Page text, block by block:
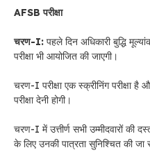
AFSB परीक्षा
चरण-I: पहले दिन अधिकारी बुद्धि
परीक्षा भी आयोजित की जाएगी।
चरण-I परीक्षा एक स्क्रीनिंग परीक्षा है
परीक्षा देनी होगी।
चरण-I में उत्तीर्ण सभी उम्मीदवारों की
के लिए उनकी पात्रता सुनिश्चित की